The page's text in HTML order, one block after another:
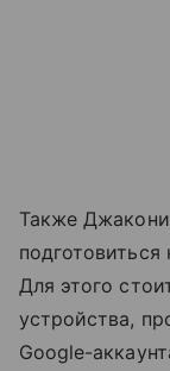
Также
Для этого
устройства,
Google-